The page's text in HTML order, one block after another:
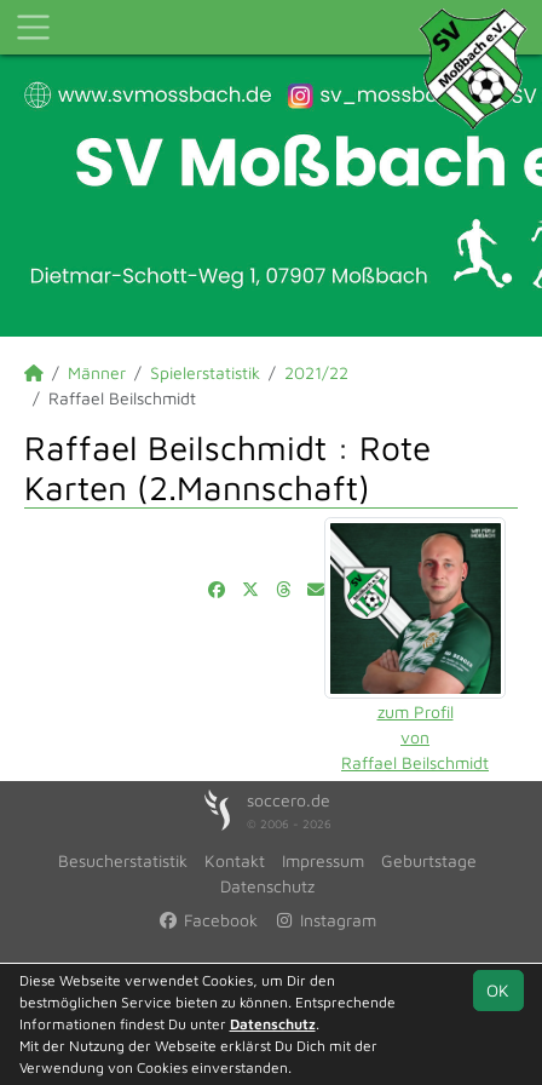
Männer Spielerstatistik
2021/22
Raffael Beilschmidt
Raffael Beilschmidt : Rote
Karten (2.Mannschaft)
zum Profil
von
Raffael Beilschmidt
soccero.de
© 2006 - 2026
Besucherstatistik Kontakt Impressum
Geburtstage
Datenschutz
Facebook
Instagram
OK
Diese Webseite verwendet Cookies, um Dir den
bestmöglichen Service bieten zu können. Entsprechende
Informationen findest Du unter Datenschutz.
Mit der Nutzung der Webseite erklärst Du Dich mit der
Verwendung von Cookies einverstanden.